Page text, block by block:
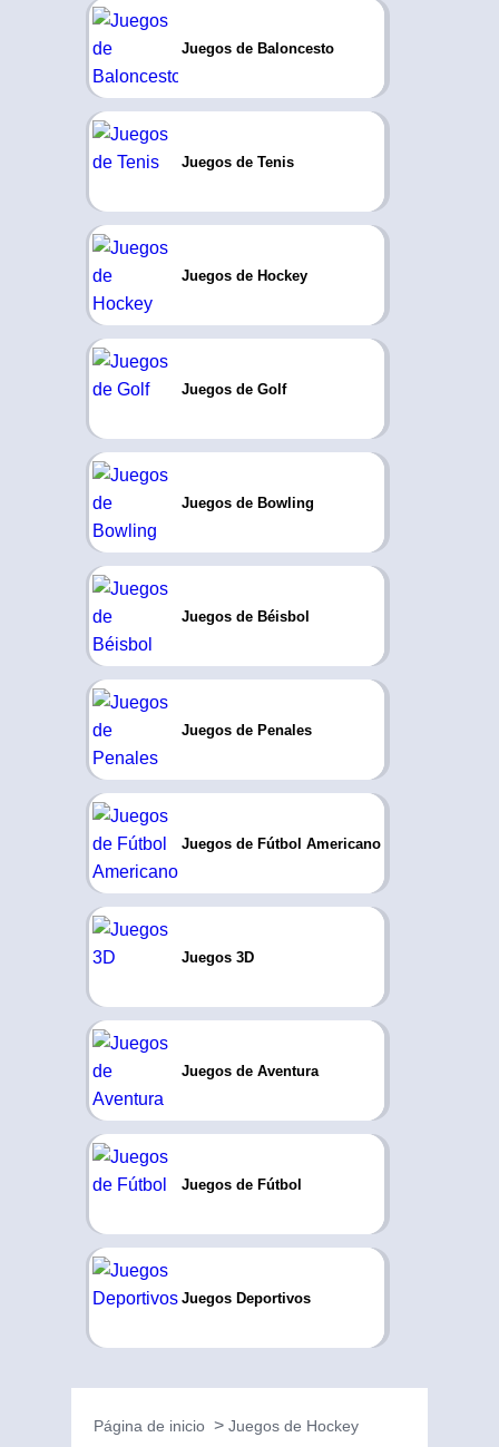
Juegos de Baloncesto
Juegos de Tenis
Juegos de Hockey
Juegos de Golf
Juegos de Bowling
Juegos de Béisbol
Juegos de Penales
Juegos de Fútbol Americano
Juegos 3D
Juegos de Aventura
Juegos de Fútbol
Juegos Deportivos
Página de inicio Juegos de Hockey